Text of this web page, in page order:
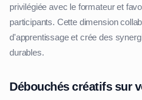
privilégiée avec le formateur et
participants. Cette dimension
d'apprentissage et crée des
durables.
Débouchés créatifs sur